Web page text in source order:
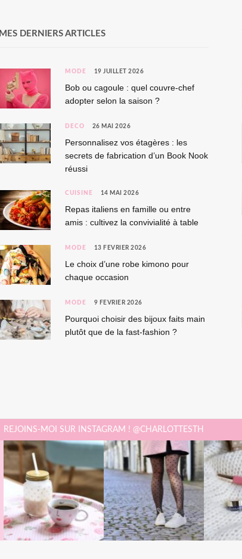
MES DERNIERS ARTICLES
MODE 19 JUILLET 2026
Bob ou cagoule : quel couvre-chef
adopter selon la saison ?
DÉCO 26 MAI 2026
Personnalisez vos étagères : les
secrets de fabrication d’un Book Nook
réussi
CUISINE 14 MAI 2026
Repas italiens en famille ou entre
amis : cultivez la convivialité à table
MODE 13 FÉVRIER 2026
Le choix d’une robe kimono pour
chaque occasion
MODE 9 FÉVRIER 2026
Pourquoi choisir des bijoux faits main
plutôt que de la fast-fashion ?
REJOINS-MOI SUR INSTAGRAM ! @CHARLOTTESTH